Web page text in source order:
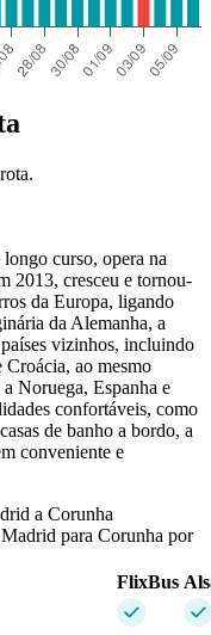
curso, opera na
2013, cresceu e tornou-
da Europa, ligando
da Alemanha, a
vizinhos, incluindo
ao mesmo
Noruega, Espanha e
confortáveis, como
de banho a bordo, a
conveniente e
a Corunha
para Corunha por
FlixBus